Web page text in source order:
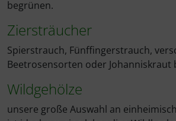
begrünen.
Ziersträucher
Spierstrauch, Fünffingerstrauch,
Beetrosensorten oder Johanniskraut
Wildgehölze
unsere große Auswahl an